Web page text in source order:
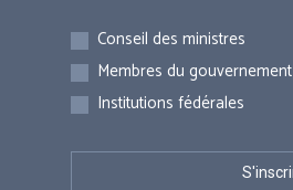
Inscriptions
Conseil des ministres
Membres du gouvernement
Institutions fédérales